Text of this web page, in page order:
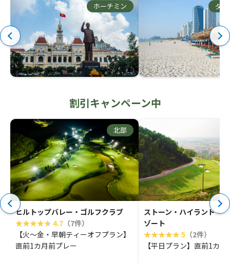
ホーチミン ダ
割引キャンペーン中
北部
ヒルトップバレー・ゴルフクラブ
4.7 （7件）
【火～金・早朝ティーオフプラン】
直前1カ月前プレー
ストーン・ハイランド・
ゾート
5 （2件）
【平日プラン】直前1カ